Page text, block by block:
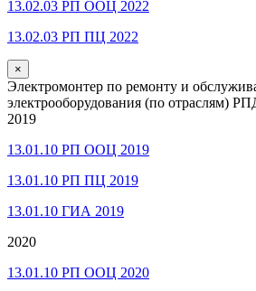
13.02.03 РП ООЦ 2022
13.02.03 РП ПЦ 2022
×
Электромонтер по ремонту и
электрооборудования (по отраслям)
2019
13.01.10 РП ООЦ 2019
13.01.10 РП ПЦ 2019
13.01.10 ГИА 2019
2020
13.01.10 РП ООЦ 2020